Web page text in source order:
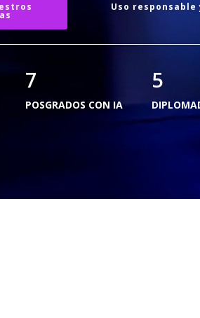
Uso responsable
7
POSGRADOS CON IA
5